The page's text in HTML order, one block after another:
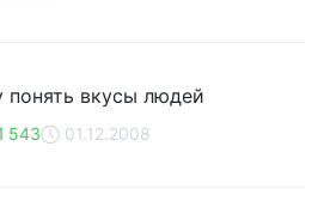
вкусы людей
543 01.12.2008